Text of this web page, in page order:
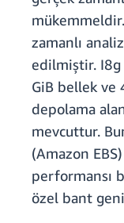
zamanlı
edilmiştir. I8g
GiB bellek ve
depolama
mevcuttur.
(Amazon
performansı
özel bant